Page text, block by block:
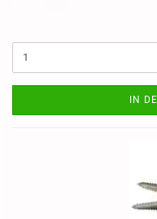
IN